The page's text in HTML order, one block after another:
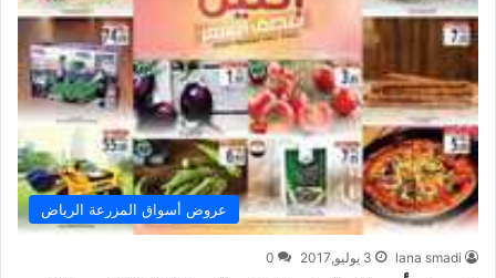
عروض أسواق المزرعة الرياض
lana smadi 3 يوليو,2017 0